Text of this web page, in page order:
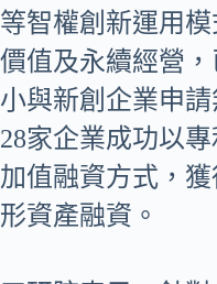
等智權創新運用
價值及永續經營
小與新創企業申
28家企業成功以
加值融資方式，
形資產融資。